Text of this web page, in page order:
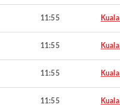
11:55
11:55
11:55
11:55